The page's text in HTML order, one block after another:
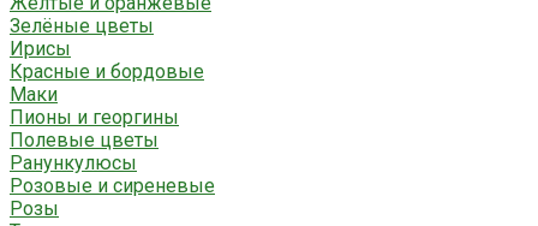
Зелёные цветы
Ирисы
Красные и бордовые
Маки
Пионы и георгины
Полевые цветы
Ранункулюсы
Розовые и сиреневые
Розы